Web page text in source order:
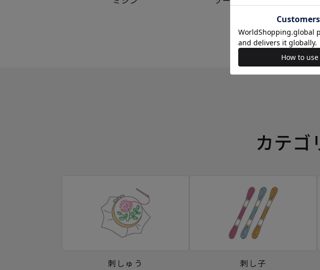
カテゴ
刺しゅう 刺し子